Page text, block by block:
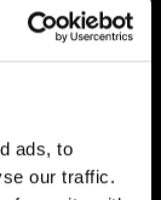
ads, to
our traffic.